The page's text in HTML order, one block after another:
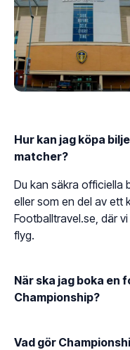
Hur kan jag köpa
matcher?
Du kan säkra officiella
eller som en del av ett
Footballtravel.se, där
flyg.
När ska jag boka en
Championship?
Vad gör